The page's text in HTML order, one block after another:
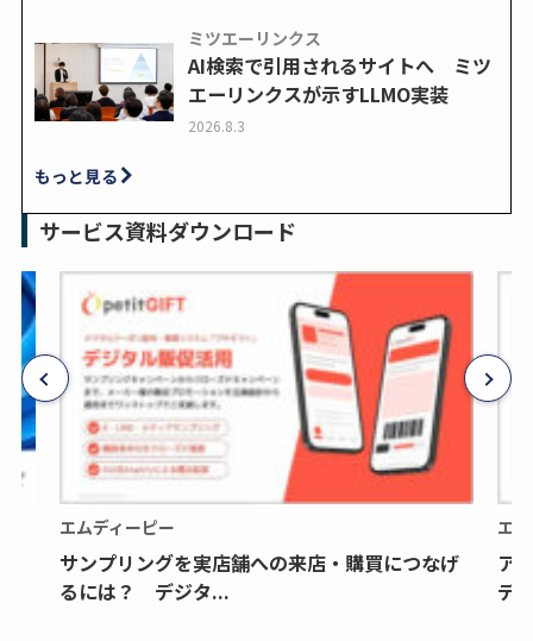
ミツエーリンクス
AI検索で引用されるサイトへ ミツ
エーリンクスが示すLLMO実装
2026.8.3
もっと見る
サービス資料ダウンロード
エムディーピー
サンプリングを実店舗への来店・購買につなげ
るには？ デジタ...
エ
ア
デ